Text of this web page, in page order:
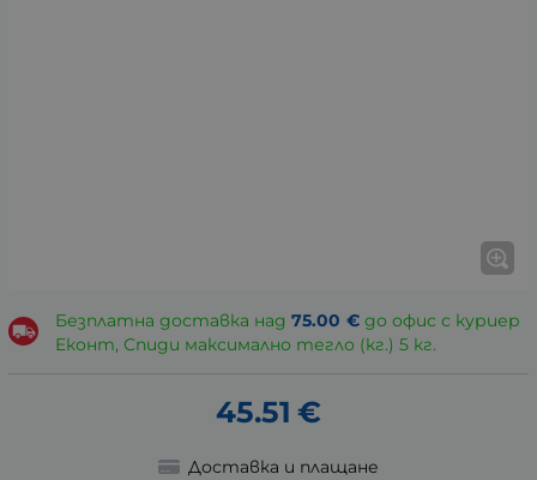
Безплатна доставка над 75.00 €до офис с куриер
Еконт, Спиди максимално тегло (кг.) 5 кг.
45.51 €
Доставка и плащане